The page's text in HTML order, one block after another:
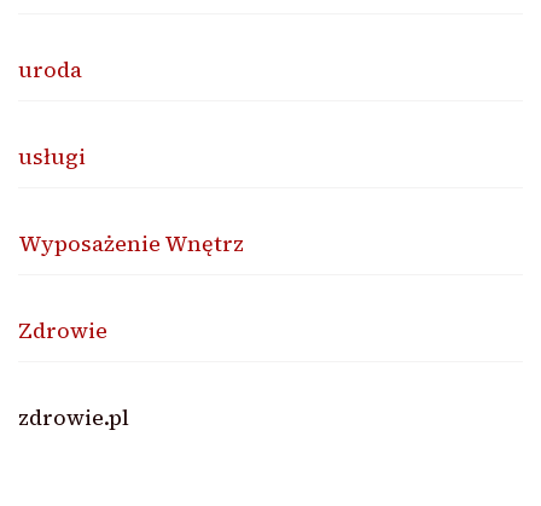
uroda
usługi
Wyposażenie Wnętrz
Zdrowie
zdrowie.pl